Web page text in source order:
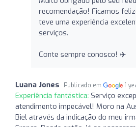
recomendação! Ficamos
teve uma experiência
serviços.
Conte sempre conosco! ✈️
Luana Jones Publicado em 1
Experiência fantástica: Serviço
atendimento impecável! Moro na
Biel através da indicação do meu